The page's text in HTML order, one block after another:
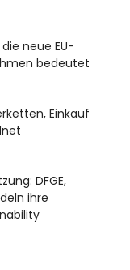
neue EU-
bedeutet
Einkauf
DFGE,
ihre